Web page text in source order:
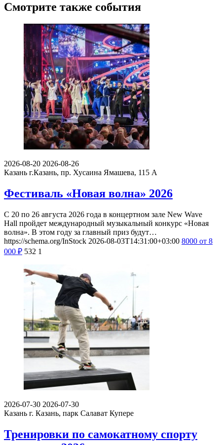
Смотрите также события
2026-08-20 2026-08-26
Казань г.Казань, пр. Хусаина Ямашева, 115 A
Фестиваль «Новая волна» 2026
С 20 по 26 августа 2026 года в концертном зале New Wave
Hall пройдет международный музыкальный конкурс «Новая
волна». В этом году за главный приз будут…
https://schema.org/InStock 2026-08-03T14:31:00+03:00 8000 от 8
000 ₽ 532 1
2026-07-30 2026-07-30
Казань г. Казань, парк Салават Купере
Тренировки по самокатному спорту